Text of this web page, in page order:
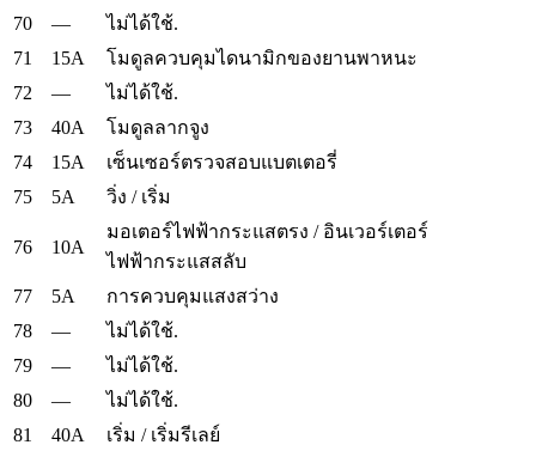
70
—
ไม่ได้ใช้.
71
15A
โมดูลควบคุมไดนามิกของยานพาหนะ
72
—
ไม่ได้ใช้.
73
40A
โมดูลลากจูง
74
15A
เซ็นเซอร์ตรวจสอบแบตเตอรี่
75
5A วิ่ง / เริ่ม
76 10A
มอเตอร์ไฟฟ้ากระแสตรง / อินเวอร์เตอร์
ไฟฟ้ากระแสสลับ
77
5A
การควบคุมแสงสว่าง
78
—
ไม่ได้ใช้.
79
—
ไม่ได้ใช้.
80
—
ไม่ได้ใช้.
81
40A
เริ่ม / เริ่มรีเลย์